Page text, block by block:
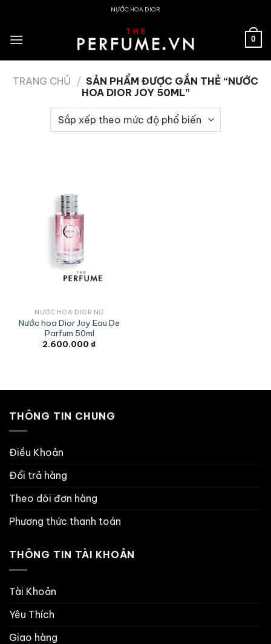
content
NƯỚC HOA DIOR
0
TRANG CHỦ / SẢN PHẨM ĐƯỢC GẮN THẺ “NƯỚC
HOA DIOR JOY 50ML”
NƯỚC HOA DIOR NỮ
Nước hoa Dior Joy Eau De
Parfum 50ml
2.600.000 ₫
THÔNG TIN CHUNG
Điều Khoản
Đổi trả hàng
Theo dõi đơn hàng
Phương thức thanh toán
THÔNG TIN TÀI KHOẢN
Tài Khoản
Yêu Thích
Giao hàng